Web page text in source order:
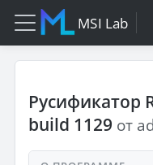
MSI Lab
Русификатор
build 1129 от